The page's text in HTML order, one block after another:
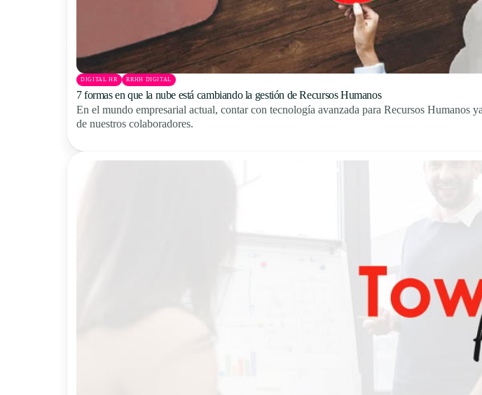
DIGITAL HR RRHH DIGITAL
7 formas en que la nube está cambiando la gestión de Recursos Humanos
En el mundo empresarial actual, contar con tecnología avanzada para Recursos
de nuestros colaboradores.